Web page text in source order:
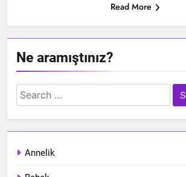
Read More
Ne aramıştınız?
Search
for:
Annelik